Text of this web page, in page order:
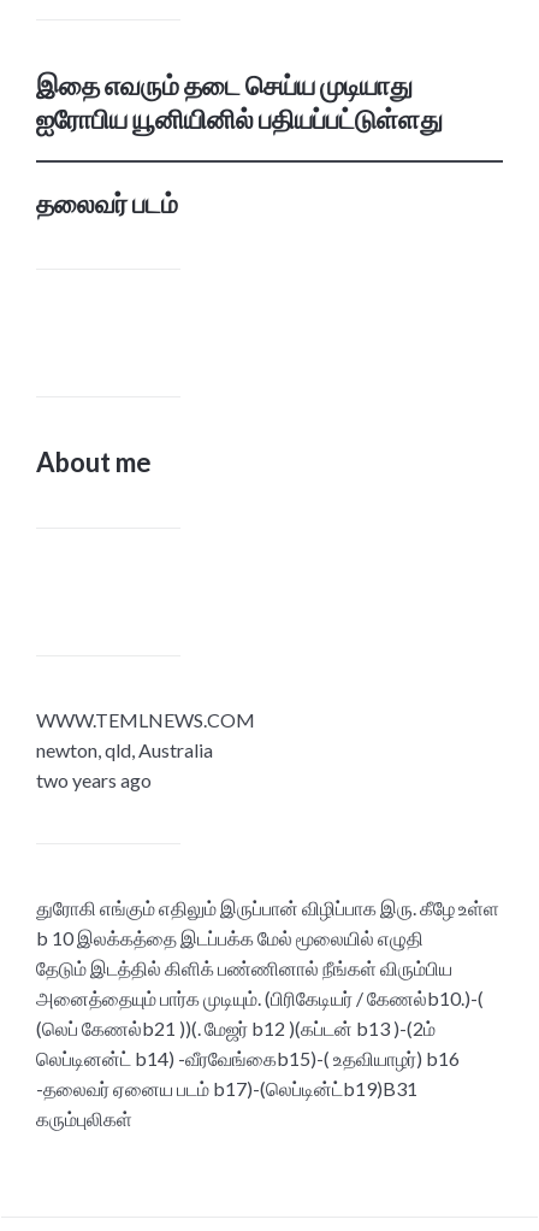
இதை எவரும் தடை செய்ய முடியாது
ஐரோபிய யூனியினில் பதியப்பட்டுள்ளது
தலைவர் படம்
About me
WWW.TEMLNEWS.COM
newton, qld, Australia
two years ago
துரோகி எங்கும் எதிலும் இருப்பான் விழிப்பாக இரு. கீழே உள்ள
b 10 இலக்கத்தை இடப்பக்க மேல் மூலையில் எழுதி
தேடும் இடத்தில் கிளிக் பண்ணினால் நீங்கள் விரும்பிய
அனைத்தையும் பார்க முடியும். (பிரிகேடியர் / கேணல்b10.)-(
(லெப் கேணல்b21 ))(. மேஜர் b12 )(கப்டன் b13 )-(2ம்
லெப்டினன்ட் b14) -வீரவேங்கைb15)-( உதவியாழர்) b16
-தலைவர் ஏனைய படம் b17)-(லெப்டின்ட்b19)B31
கரும்புலிகள்